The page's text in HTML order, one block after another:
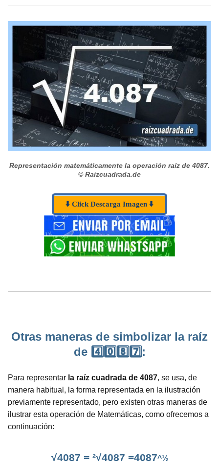
Representación matemáticamente la operación raíz de 4087.
© Raizcuadrada.de
⬇️ Click Descarga Imagen ⬇️
Otras maneras de simbolizar la raíz
de 4️⃣0️⃣8️⃣7️⃣:
Para representar la raíz cuadrada de 4087, se usa, de
manera habitual, la forma representada en la ilustración
previamente representado, pero existen otras maneras de
ilustrar esta operación de Matemáticas, como ofrecemos a
continuación:
√4087 = ²√4087 =4087^½